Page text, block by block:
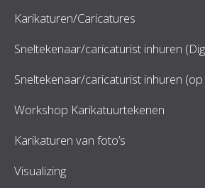
Karikaturen/Caricatures
Sneltekenaar/caricaturist inhuren
Sneltekenaar/caricaturist inhuren
Workshop Karikatuurtekenen
Karikaturen van foto’s
Visualizing